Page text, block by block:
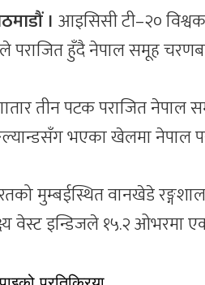
। आइसिसी टी–२०
पराजित हुँदै नेपाल समूह
तीन पटक पराजित नेपाल
भएका खेलमा नेपाल
मुम्बईस्थित वानखेडे
वेस्ट इन्डिजले १५.२ ओभरमा